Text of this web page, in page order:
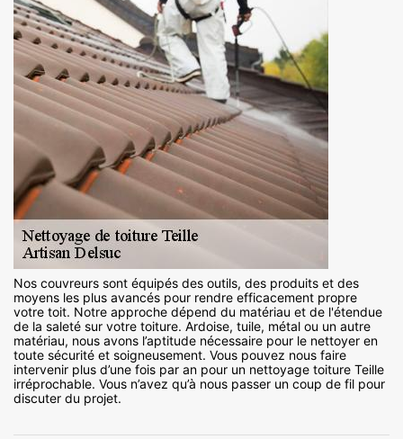
Nos couvreurs sont équipés des outils, des produits et des
moyens les plus avancés pour rendre efficacement propre
votre toit. Notre approche dépend du matériau et de l'étendue
de la saleté sur votre toiture. Ardoise, tuile, métal ou un autre
matériau, nous avons l’aptitude nécessaire pour le nettoyer en
toute sécurité et soigneusement. Vous pouvez nous faire
intervenir plus d’une fois par an pour un nettoyage toiture Teille
irréprochable. Vous n’avez qu’à nous passer un coup de fil pour
discuter du projet.